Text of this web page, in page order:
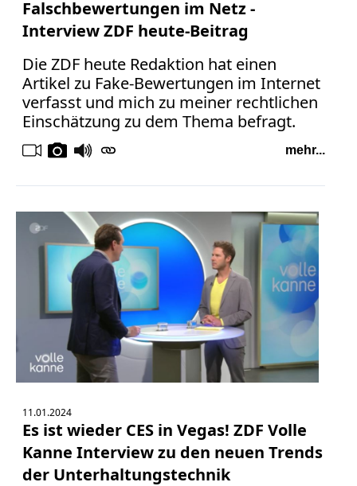
Falschbewertungen im Netz -
Interview ZDF heute-Beitrag
Die ZDF heute Redaktion hat einen
Artikel zu Fake-Bewertungen im Internet
verfasst und mich zu meiner rechtlichen
Einschätzung zu dem Thema befragt.
mehr...
11.01.2024
Es ist wieder CES in Vegas! ZDF Volle
Kanne Interview zu den neuen Trends
der Unterhaltungstechnik